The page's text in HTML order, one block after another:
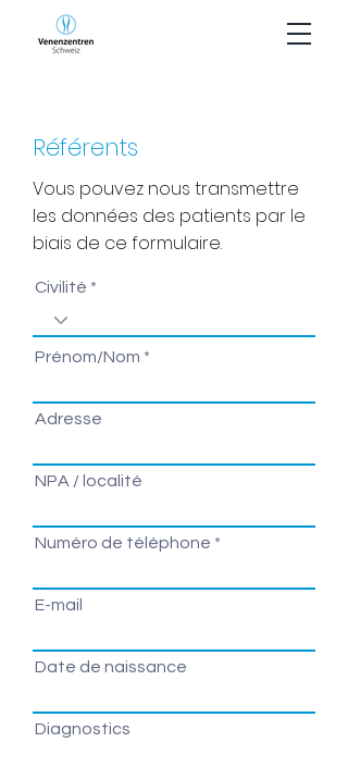
Référents
Vous pouvez nous transmettre
les données des patients par le
biais de ce formulaire.
Civilité
Prénom/Nom
Adresse
NPA / localité
Numéro de téléphone
E-mail
Date de naissance
Diagnostics